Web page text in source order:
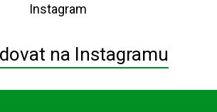
Instagram
na Instagramu